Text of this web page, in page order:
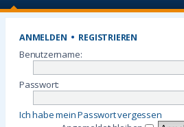
ANMELDEN • REGISTRIEREN
Benutzername:
Passwort:
Ich habe mein Passwort vergessen